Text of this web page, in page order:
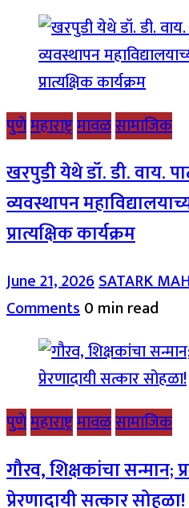
पुणेमहाराष्ट्रमावळसामाजिक
खरपुडी येथे डॉ. डी. वाय.
व्यवस्थापन
प्रात्यक्षिक कार्यक्रम
June 21, 2026SATARK
Comments0 min read
पुणेमहाराष्ट्रमावळसामाजिक
गौरव, शिक्षकांचा सन्मान;
प्रेरणादायी सत्कार सोहळा!